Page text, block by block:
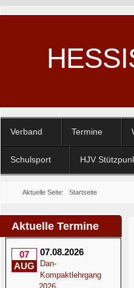
Verband Termine
Schulsport HJV
Aktuelle Seite: Startseite
Aktuelle Termine
07
AUG
07.08.2026
Dan-
Kompaktlehrgang